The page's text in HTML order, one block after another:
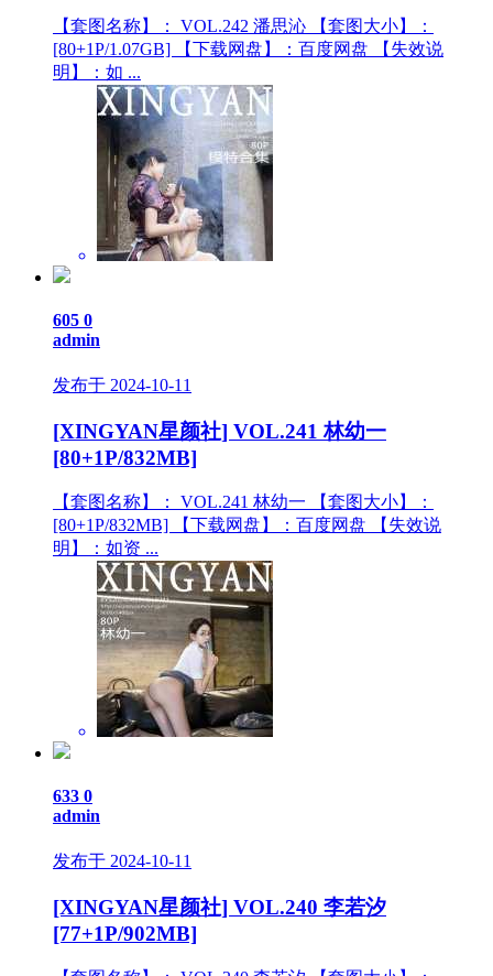
【套图名称】： VOL.242 潘思沁 【套图大小】：
[80+1P/1.07GB] 【下载网盘】：百度网盘 【失效说
明】：如 ...
605 0
admin
发布于 2024-10-11
[XINGYAN星颜社] VOL.241 林幼一
[80+1P/832MB]
【套图名称】： VOL.241 林幼一 【套图大小】：
[80+1P/832MB] 【下载网盘】：百度网盘 【失效说
明】：如资 ...
633 0
admin
发布于 2024-10-11
[XINGYAN星颜社] VOL.240 李若汐
[77+1P/902MB]